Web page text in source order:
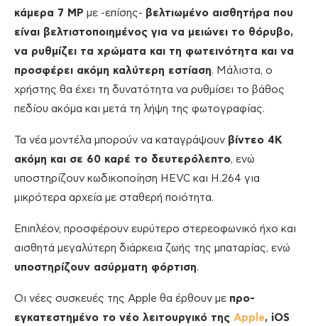
κάμερα 7 MP με -επίσης- βελτιωμένο αισθητήρα που
είναι βελτιστοποιημένος για να μειώνει το θόρυβο,
να ρυθμίζει τα χρώματα και τη φωτεινότητα και να
προσφέρει ακόμη καλύτερη εστίαση. Μάλιστα, ο
χρήστης θα έχει τη δυνατότητα να ρυθμίσει το βάθος
πεδίου ακόμα και μετά τη λήψη της φωτογραφίας.
Τα νέα μοντέλα μπορούν να καταγράψουν βίντεο 4K
ακόμη και σε 60 καρέ το δευτερόλεπτο, ενώ
υποστηρίζουν κωδικοποίηση HEVC και H.264 για
μικρότερα αρχεία με σταθερή ποιότητα.
Επιπλέον, προσφέρουν ευρύτερο στερεοφωνικό ήχο και
αισθητά μεγαλύτερη διάρκεια ζωής της μπαταρίας, ενώ
υποστηρίζουν ασύρματη φόρτιση.
Οι νέες συσκευές της Apple θα έρθουν με προ-
εγκατεστημένο το νέο λειτουργικό της Apple, iOS